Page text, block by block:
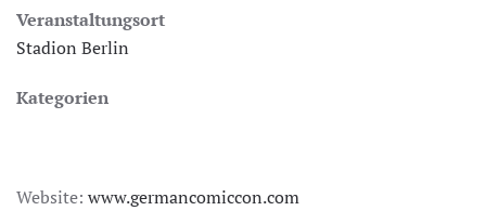
Veranstaltungsort
Stadion Berlin
Kategorien
Website: www.germancomiccon.com